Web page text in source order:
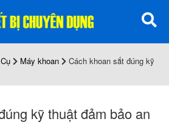
Máy khoan
Cách khoan sắt đúng kỹ
kỹ thuật đảm bảo an